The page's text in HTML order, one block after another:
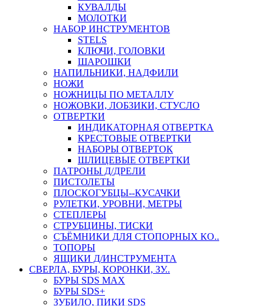
КУВАЛДЫ
МОЛОТКИ
НАБОР ИНСТРУМЕНТОВ
STELS
КЛЮЧИ, ГОЛОВКИ
ШАРОШКИ
НАПИЛЬНИКИ, НАДФИЛИ
НОЖИ
НОЖНИЦЫ ПО МЕТАЛЛУ
НОЖОВКИ, ЛОБЗИКИ, СТУСЛО
ОТВЕРТКИ
ИНДИКАТОРНАЯ ОТВЕРТКА
КРЕСТОВЫЕ ОТВЕРТКИ
НАБОРЫ ОТВЕРТОК
ШЛИЦЕВЫЕ ОТВЕРТКИ
ПАТРОНЫ Д/ДРЕЛИ
ПИСТОЛЕТЫ
ПЛОСКОГУБЦЫ--КУСАЧКИ
РУЛЕТКИ, УРОВНИ, МЕТРЫ
СТЕПЛЕРЫ
СТРУБЦИНЫ, ТИСКИ
СЪЁМНИКИ ДЛЯ СТОПОРНЫХ КО..
ТОПОРЫ
ЯЩИКИ Д/ИНСТРУМЕНТА
СВЕРЛА, БУРЫ, КОРОНКИ, ЗУ..
БУРЫ SDS MAX
БУРЫ SDS+
ЗУБИЛО, ПИКИ SDS